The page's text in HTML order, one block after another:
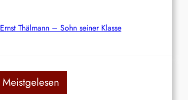
Ernst Thälmann – Sohn seiner Klasse
Meistgelesen